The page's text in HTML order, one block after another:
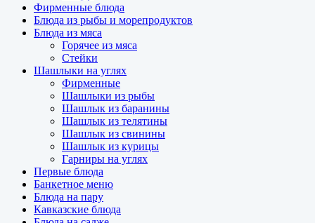
Фирменные блюда
Блюда из рыбы и морепродуктов
Блюда из мяса
Горячее из мяса
Стейки
Шашлыки на углях
Фирменные
Шашлыки из рыбы
Шашлык из баранины
Шашлык из телятины
Шашлык из свинины
Шашлык из курицы
Гарниры на углях
Первые блюда
Банкетное меню
Блюда на пару
Кавказские блюда